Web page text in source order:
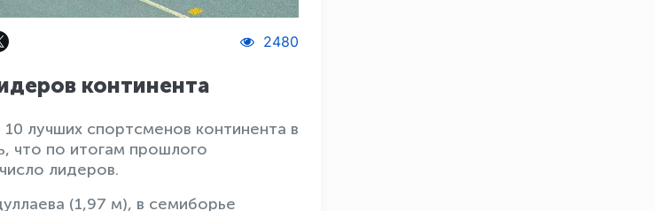
2480
континента
лучших спортсменов континента в
что по итогам прошлого
лидеров.
(1,97 м), в семиборье